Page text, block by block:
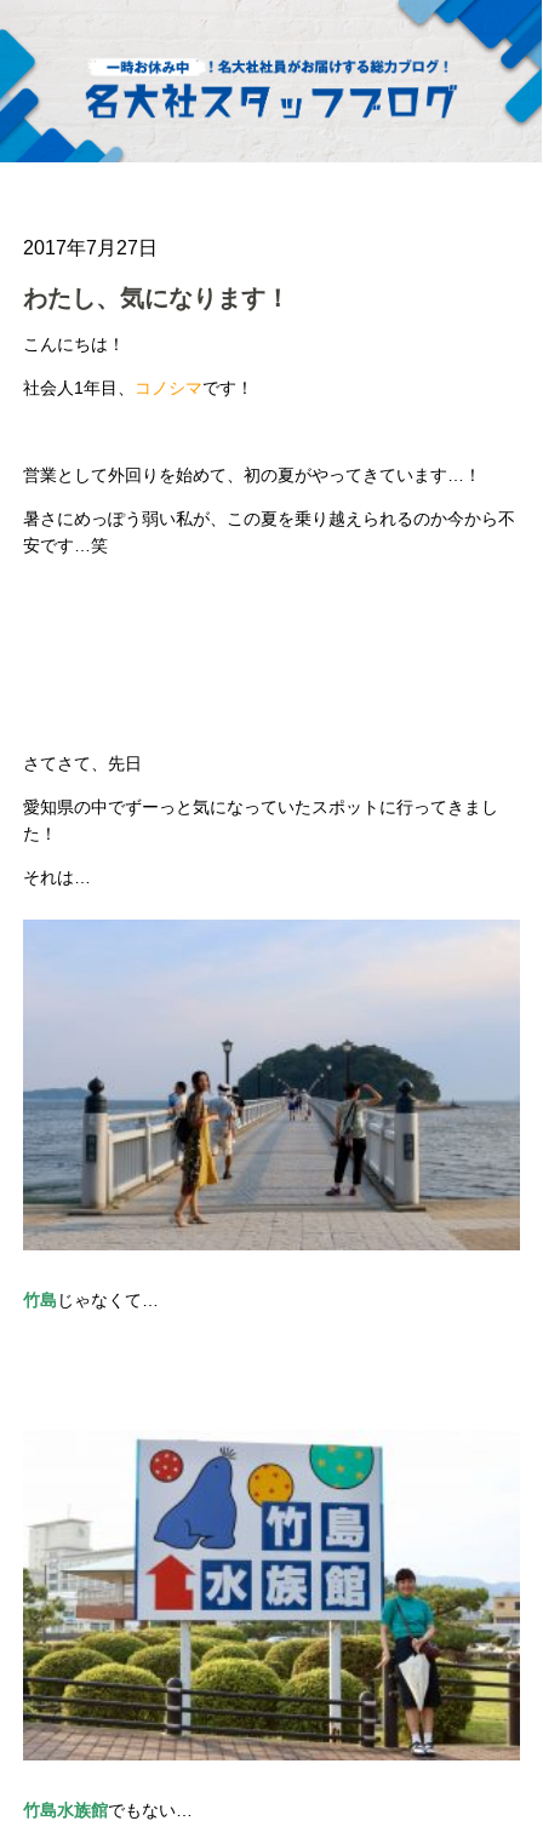
2017年7月27日
わたし、気になります！
こんにちは！
社会人1年目、 コノシマです！
営業として外回りを始めて、初の夏がやってきています…！
暑さにめっぽう弱い私が、この夏を乗り越えられるのか今から不
安です…笑
さてさて、先日
愛知県の中でずーっと気になっていたスポットに行ってきまし
た！
それは…
竹島 じゃなくて…
竹島水族館でもない…